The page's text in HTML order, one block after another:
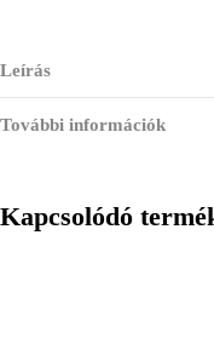
Leírás
További információk
Kapcsolódó